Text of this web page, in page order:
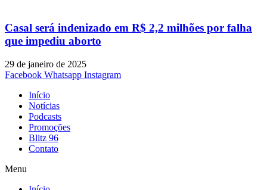
Casal será indenizado em R$ 2,2 milhões por falha
que impediu aborto
29 de janeiro de 2025
Facebook Whatsapp Instagram
Início
Notícias
Podcasts
Promoções
Blitz 96
Contato
Menu